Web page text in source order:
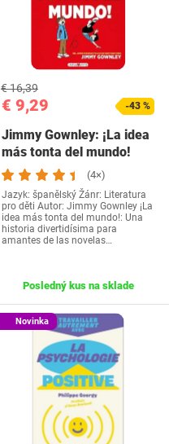
€ 9,29
€ 16,39
-43 %
Jimmy Gownley: ¡La idea
más tonta del mundo!
(4×)
Jazyk: španělský Žánr: Literatura
pro děti‎ Autor: Jimmy Gownley ¡La
idea más tonta del mundo!: Una
historia divertidísima para
amantes de las novelas…
Posledný kus na sklade
Novinka